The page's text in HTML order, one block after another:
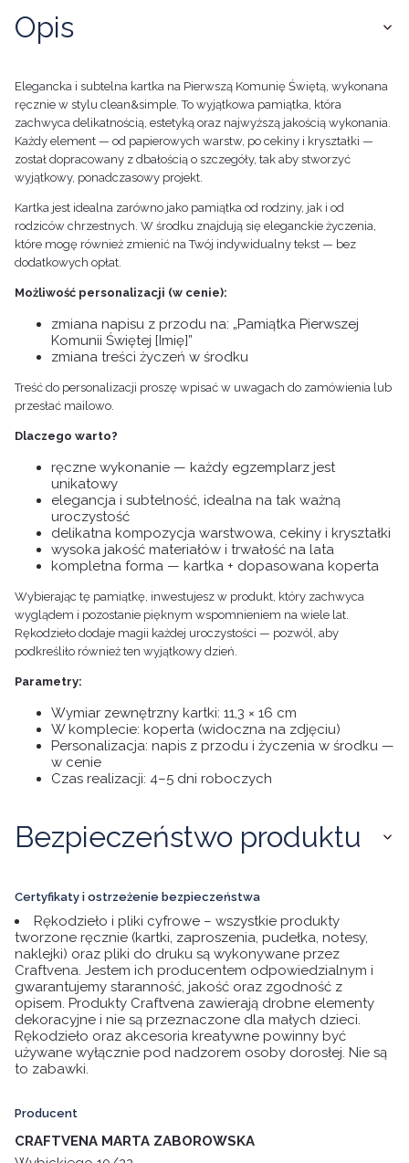
Opis
Elegancka i subtelna kartka na Pierwszą Komunię Świętą, wykonana
ręcznie w stylu clean&simple. To wyjątkowa pamiątka, która
zachwyca delikatnością, estetyką oraz najwyższą jakością wykonania.
Każdy element — od papierowych warstw, po cekiny i kryształki —
został dopracowany z dbałością o szczegóły, tak aby stworzyć
wyjątkowy, ponadczasowy projekt.
Kartka jest idealna zarówno jako pamiątka od rodziny, jak i od
rodziców chrzestnych. W środku znajdują się eleganckie życzenia,
które mogę również zmienić na Twój indywidualny tekst — bez
dodatkowych opłat.
Możliwość personalizacji (w cenie):
zmiana napisu z przodu na: „Pamiątka Pierwszej
Komunii Świętej [Imię]”
zmiana treści życzeń w środku
Treść do personalizacji proszę wpisać w uwagach do zamówienia lub
przesłać mailowo.
Dlaczego warto?
ręczne wykonanie — każdy egzemplarz jest
unikatowy
elegancja i subtelność, idealna na tak ważną
uroczystość
delikatna kompozycja warstwowa, cekiny i kryształki
wysoka jakość materiałów i trwałość na lata
kompletna forma — kartka + dopasowana koperta
Wybierając tę pamiątkę, inwestujesz w produkt, który zachwyca
wyglądem i pozostanie pięknym wspomnieniem na wiele lat.
Rękodzieło dodaje magii każdej uroczystości — pozwól, aby
podkreśliło również ten wyjątkowy dzień.
Parametry:
Wymiar zewnętrzny kartki: 11,3 × 16 cm
W komplecie: koperta (widoczna na zdjęciu)
Personalizacja: napis z przodu i życzenia w środku —
w cenie
Czas realizacji: 4–5 dni roboczych
Bezpieczeństwo produktu
Certyfikaty i ostrzeżenie bezpieczeństwa
Rękodzieło i pliki cyfrowe – wszystkie produkty
tworzone ręcznie (kartki, zaproszenia, pudełka, notesy,
naklejki) oraz pliki do druku są wykonywane przez
Craftvena. Jestem ich producentem odpowiedzialnym i
gwarantujemy staranność, jakość oraz zgodność z
opisem. Produkty Craftvena zawierają drobne elementy
dekoracyjne i nie są przeznaczone dla małych dzieci.
Rękodzieło oraz akcesoria kreatywne powinny być
używane wyłącznie pod nadzorem osoby dorosłej. Nie są
to zabawki.
Producent
CRAFTVENA MARTA ZABOROWSKA